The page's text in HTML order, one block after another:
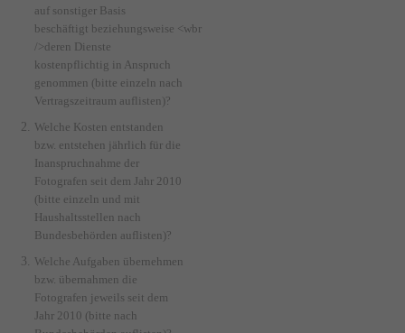
auf sonstiger Basis
beschäftigt beziehungsweise <wbr
/>deren Dienste
kostenpflichtig in Anspruch
genommen (bitte einzeln nach
Vertragszeitraum auflisten)?
Welche Kosten entstanden
bzw. entstehen jährlich für die
Inanspruchnahme der
Fotografen seit dem Jahr 2010
(bitte einzeln und mit
Haushaltsstellen nach
Bundesbehörden auflisten)?
Welche Aufgaben übernehmen
bzw. übernahmen die
Fotografen jeweils seit dem
Jahr 2010 (bitte nach